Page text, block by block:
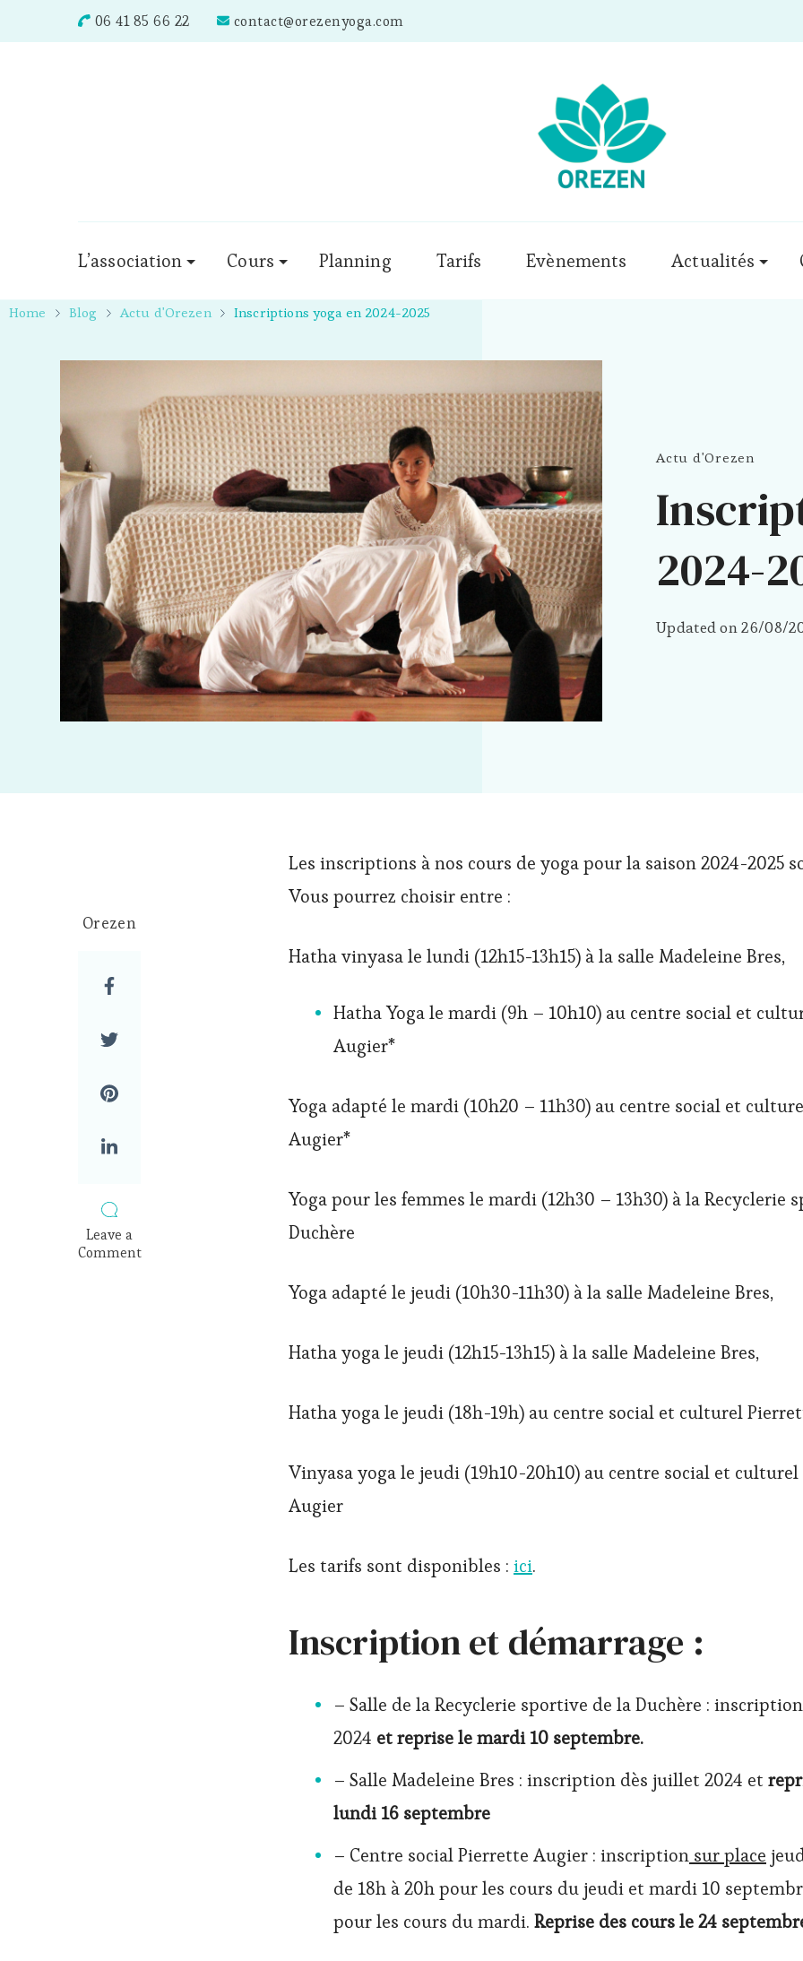
06 41 85 66 22 contact@orezenyoga.com
L’association Cours Planning Tarifs Evènements Actualités
Home Blog Actu d'Orezen Inscriptions yoga en 2024-2025
Actu d'Orezen
2024-
Updated on26/08/
Orezen
Leave a
Comment
Les inscriptions à nos cours de yoga pour la saison 2024-2025
Vous pourrez choisir entre :
Hatha vinyasa le lundi (12h15-13h15) à la salle Madeleine Bres,
Hatha Yoga le mardi (9h – 10h10) au centre social et
Augier*
Yoga adapté le mardi (10h20 – 11h30) au centre social et
Augier*
Yoga pour les femmes le mardi (12h30 – 13h30) à la Recyclerie
Duchère
Yoga adapté le jeudi (10h30-11h30) à la salle Madeleine Bres,
Hatha yoga le jeudi (12h15-13h15) à la salle Madeleine Bres,
Hatha yoga le jeudi (18h-19h) au centre social et culturel
Vinyasa yoga le jeudi (19h10-20h10) au centre social et
Augier
Les tarifs sont disponibles : ici.
Inscription et démarrage :
– Salle de la Recyclerie sportive de la Duchère :
2024 et reprise le mardi 10 septembre.
– Salle Madeleine Bres : inscription dès juillet 2024 et
lundi 16 septembre
– Centre social Pierrette Augier : inscription sur place
de 18h à 20h pour les cours du jeudi et mardi 10
pour les cours du mardi. Reprise des cours le 24